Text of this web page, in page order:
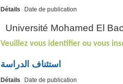
Détails Date de publication
Université Mohamed El
Veuillez vous identifier ou vous
استئناف الدراسة
Détails Date de publication